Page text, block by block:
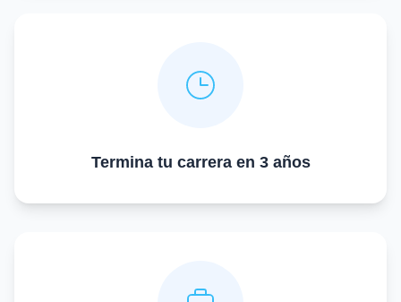
Termina tu carrera en 3 años